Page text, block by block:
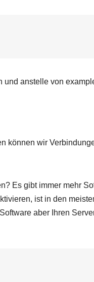
und anstelle von
können wir
Es gibt immer mehr
ist in den
aber Ihren